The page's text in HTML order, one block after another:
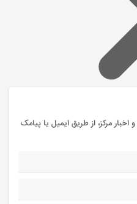
مرکز، از طریق ایمیل یا پیامک